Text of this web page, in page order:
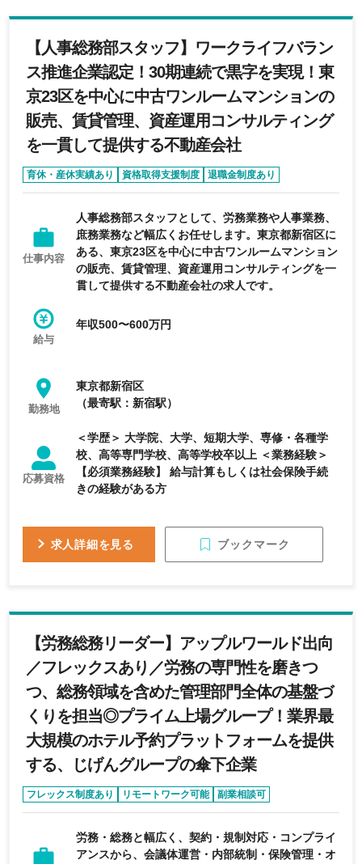
【人事総務部スタッフ】ワークライフバラン
ス推進企業認定！30期連続で黒字を実現！東
京23区を中心に中古ワンルームマンションの
販売、賃貸管理、資産運用コンサルティング
を一貫して提供する不動産会社
育休・産休実績あり 資格取得支援制度
退職金制度あり
経験者優遇
リモートワーク可能
仕事内容
人事総務部スタッフとして、労務業務や人事業務、
庶務業務など幅広くお任せします。東京都新宿区に
ある、東京23区を中心に中古ワンルームマンション
の販売、賃貸管理、資産運用コンサルティングを一
貫して提供する不動産会社の求人です。
給与
年収500〜600万円
勤務地
東京都新宿区
（最寄駅：新宿駅）
応募資格
＜学歴＞ 大学院、大学、短期大学、専修・各種学
校、高等専門学校、高等学校卒以上 ＜業務経験＞
【必須業務経験】 給与計算もしくは社会保険手続
きの経験がある方
求人詳細を見る ブックマーク
【労務総務リーダー】アップルワールド出向
／フレックスあり／労務の専門性を磨きつ
つ、総務領域を含めた管理部門全体の基盤づ
くりを担当◎プライム上場グループ！業界最
大規模のホテル予約プラットフォームを提供
する、じげんグループの傘下企業
フレックス制度あり リモートワーク可能
副業相談可
完全週休2日制
年間休日120日以上
労務・総務と幅広く、契約・規制対応・コンプライ
アンスから、会議体運営・内部統制・保険管理・オ